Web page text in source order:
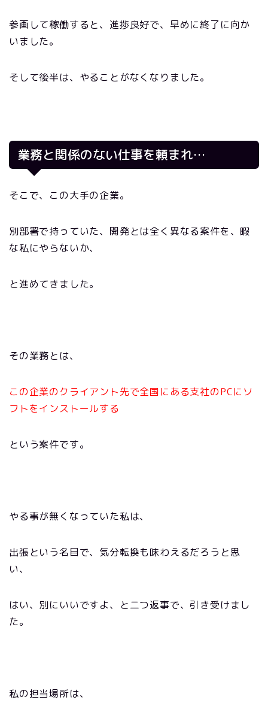
参画して稼働すると、進捗良好で、早めに終了に向か
いました。
そして後半は、やることがなくなりました。
業務と関係のない仕事を頼まれ…
そこで、この大手の企業。
別部署で持っていた、開発とは全く異なる案件を、暇
な私にやらないか、
と進めてきました。
その業務とは、
この企業のクライアント先で全国にある支社のPCにソ
フトをインストールする
という案件です。
やる事が無くなっていた私は、
出張という名目で、気分転換も味わえるだろうと思
い、
はい、別にいいですよ、と二つ返事で、引き受けまし
た。
私の担当場所は、